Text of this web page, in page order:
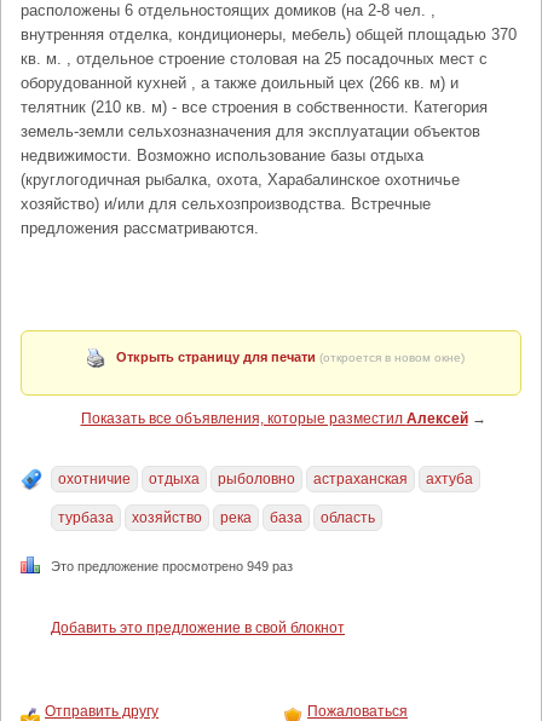
расположены 6 отдельностоящих домиков (на 2-8 чел. ,
внутренняя отделка, кондиционеры, мебель) общей площадью 370
кв. м. , отдельное строение столовая на 25 посадочных мест с
оборудованной кухней , а также доильный цех (266 кв. м) и
телятник (210 кв. м) - все строения в собственности. Категория
земель-земли сельхозназначения для эксплуатации объектов
недвижимости. Возможно использование базы отдыха
(круглогодичная рыбалка, охота, Харабалинское охотничье
хозяйство) и/или для сельхозпроизводства. Встречные
предложения рассматриваются.
Открыть страницу для печати (откроется в новом окне)
Показать все объявления, которые разместил Алексей→
охотничие отдыха рыболовно астраханская ахтуба
турбаза хозяйство река база область
Это предложение просмотрено 949 раз
Добавить это предложение в свой блокнот
Отправить другу Пожаловаться